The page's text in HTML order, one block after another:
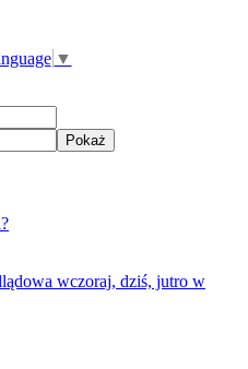
▼
Pokaż
wczoraj, dziś, jutro w